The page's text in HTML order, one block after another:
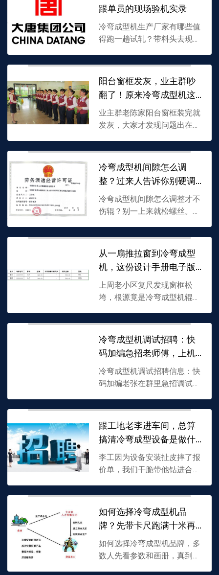
间...
跟单员的现场验机实录
冷弯成型机生产厂家有哪些值
得跑一趟试轧？带料头去现
数，这些细节比画册可靠。试
轧时紧盯换型后头三根料尺寸
和咬入弹跳，能筛掉一批虚标
参数...
阳台窗框发灰，业主群吵
翻了！原来冷弯成型机这
么关键
业主群老陈家阳台窗框装完就
发灰，大家才发现问题出在冷
备有限公司的车间实拍视频揭
开型材表面致密的秘密，精度
高的设备做出来的料，雨天
不...
冷弯成型机间隙怎么调
整？过来人告诉你别硬调
伤辊
冷弯成型机间隙怎么调整才不
伤辊？别一上来就松螺丝。本
的场景，说清垫片抽换和偏心
套微调的区别，再讲铜皮救急
只能撑2000节料的坑，以...
从一扇推拉窗到冷弯成型
机，这份设计手册电子版
靠趟坑攒出来的
上周老小区复尺发现窗框松
垮，根源竟是冷弯成型机辊缝
手册电子版，没照搬网上资
料，全从辊压厂调试反馈反推
参数，重点说清高强钢回弹修
正和...
冷弯成型机调试招聘：快
码加编急招老师傅，上机
听异响就知功力
冷弯成型机调试招聘信息：快
码加编老张在群里急招调试师
废。新人把304当镀锌板压，
全线冒细浪；飞锯追不上线
速，定尺全靠猜。师傅上手听
异...
跟工地老李进车间，总算
搞清冷弯成型设备是做什
么的
李工因为设备安装扯皮摔了报
价单，我们干脆带他钻进合作
样件薄了快四成。告诉他冷弯
成型机到底怎么做工，冷弯成
型设备是做什么的——不是死...
如何选择冷弯成型机品
牌？先带卡尺跑满十米再
聊
如何选择冷弯成型机品牌，多
数人先看参数和画册，真到车